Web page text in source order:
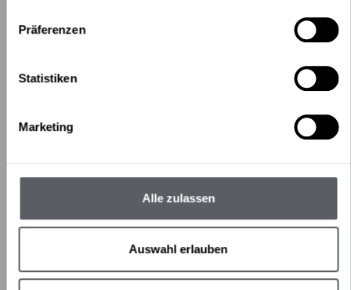
Präferenzen
Statistiken
Marketing
Alle zulassen
Auswahl erlauben